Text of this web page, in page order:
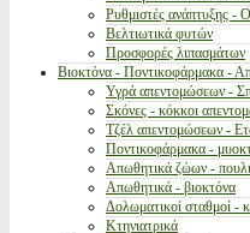
Ρυθμιστές ανάπτυξης -
Βελτιωτικά φυτών
Προσφορές λιπασμάτων
Βιοκτόνα - Ποντικοφάρμακα -
Υγρά απεντομώσεων -
Σκόνες - κόκκοι
Τζέλ απεντομώσεων -
Ποντικοφάρμακα -
Απωθητικά ζώων -
Απωθητικά - βιοκτόνα
Δολωματικοί σταθμοί -
Κτηνιατρικά